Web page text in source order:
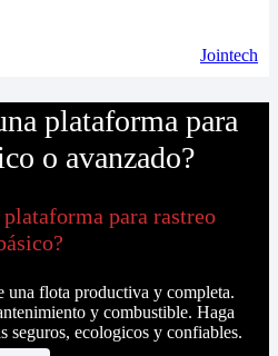
Jointech
plataforma para
o avanzado?
plataforma para rastreo
una flota productiva y completa.
y combustible. Haga
seguros, ecologicos y confiables.